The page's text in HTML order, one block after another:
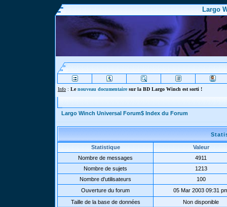
Largo
Info : Lenouveau documentairesur la BD Largo Winch est sorti !
Largo Winch Universal Forum$ Index du Forum
Statistique
Valeur
Nombre de messages
4911
Nombre de sujets
1213
Nombre d'utilisateurs
100
Ouverture du forum
05 Mar 2003 09:31
Taille de la base de données
Non disponible